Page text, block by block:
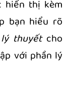
hiển thị kèm
bạn hiểu rõ
thuyết cho
với phần lý